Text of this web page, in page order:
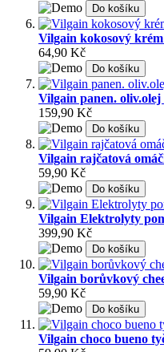
Do košíku
Vilgain kokosový
64,90 Kč
Do košíku
Vilgain panen.
159,90 Kč
Do košíku
Vilgain rajčatová
59,90 Kč
Do košíku
Vilgain Elektrolyty
399,90 Kč
Do košíku
Vilgain borůvkový
59,90 Kč
Do košíku
Vilgain choco bueno